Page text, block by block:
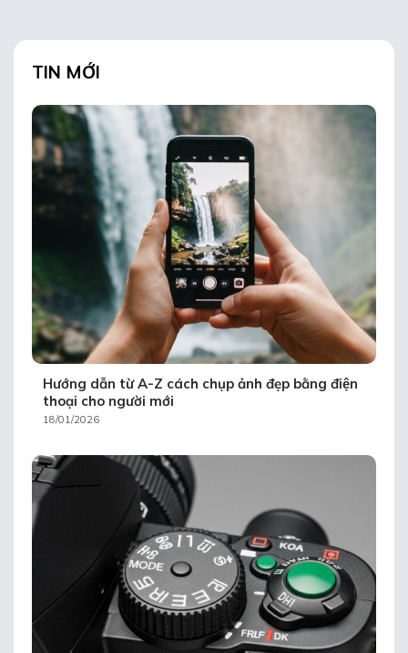
TIN MỚI
Hướng dẫn từ A-Z cách chụp ảnh đẹp bằng điện
thoại cho người mới
18/01/2026